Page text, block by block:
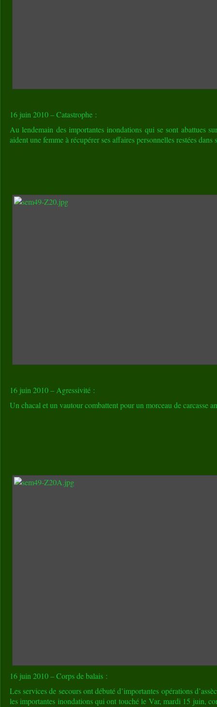
16 juin 2010 – Catastrophe :
Au lendemain des importantes inondations qui se sont abattues
aident une femme à récupérer ses affaires personnelles restées dans
16 juin 2010 – Agressivité :
Un chacal et un vautour combattent pour un morceau de carcasse
16 juin 2010 – Corps de balais :
Les services de secours ont débuté d’importantes opérations
les importantes inondations qui ont touché le Var, mardi 15 juin,